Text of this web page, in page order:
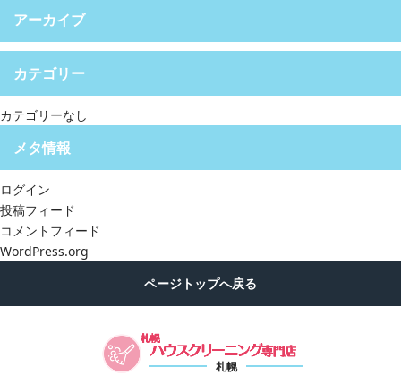
アーカイブ
カテゴリー
カテゴリーなし
メタ情報
ログイン
投稿フィード
コメントフィード
WordPress.org
札幌